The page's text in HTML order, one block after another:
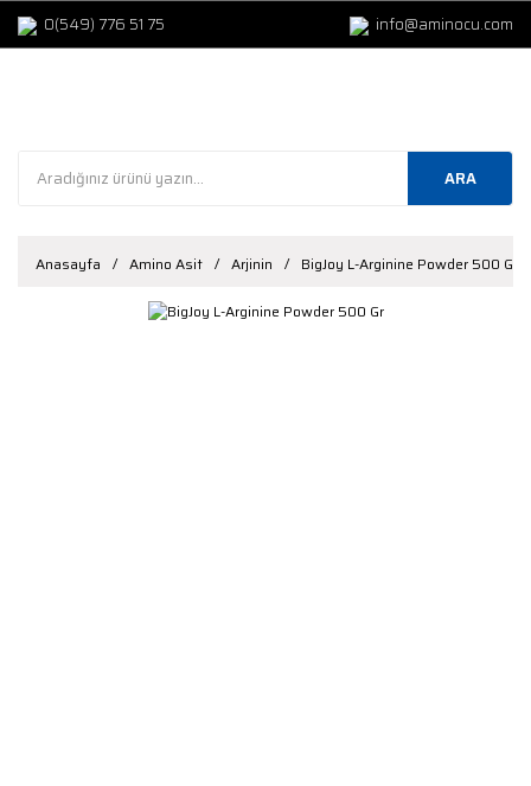
0(549) 776 51 75 info@aminocu.com
ARA
Anasayfa Amino Asit Arjinin BigJoy L-Arginine Powder 500 Gr